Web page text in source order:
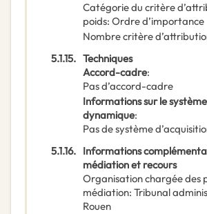
Catégorie du critère
poids: Ordre d’importance
Nombre critère
5.1.15. Techniques
Accord-cadre:
Pas d’accord-cadre
Informations sur le
dynamique:
Pas de système
5.1.16. Informations
médiation et recours
Organisation chargée des
médiation: Tribunal
Rouen